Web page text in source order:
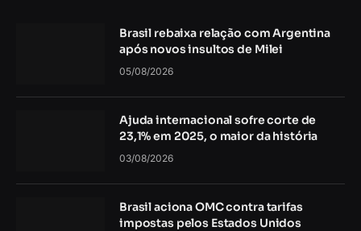
Brasil rebaixa relação com Argentina
após novos insultos de Milei
05/08/2026
Ajuda internacional sofre corte de
23,1% em 2025, o maior da história
03/08/2026
Brasil aciona OMC contra tarifas
impostas pelos Estados Unidos